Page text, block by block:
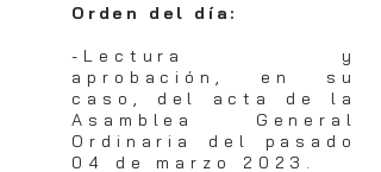
Orden del día:
-Lectura y
aprobación, en su
caso, del acta de la
Asamblea General
Ordinaria del pasado
04 de marzo 2023.